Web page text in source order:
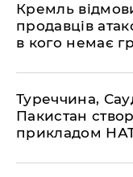
​Кремль
продавців
в кого немає
​Туреччина,
Пакистан
прикладом